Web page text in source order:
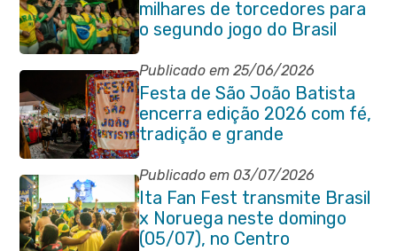
milhares de torcedores para
o segundo jogo do Brasil
Publicado em 25/06/2026
Festa de São João Batista
encerra edição 2026 com fé,
tradição e grande
participação popular
Publicado em 03/07/2026
Ita Fan Fest transmite Brasil
x Noruega neste domingo
(05/07), no Centro